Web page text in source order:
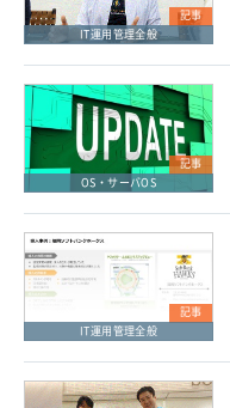
記事
IT運用管理全般
記事
OS・サーバOS
記事
IT運用管理全般